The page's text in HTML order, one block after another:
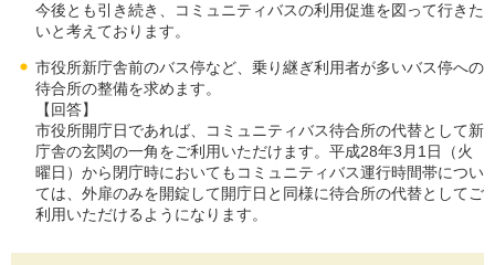
今後とも引き続き、コミュニティバスの利用促進を図って行きた
いと考えております。
市役所新庁舎前のバス停など、乗り継ぎ利用者が多いバス停への
待合所の整備を求めます。
【回答】
市役所開庁日であれば、コミュニティバス待合所の代替として新
庁舎の玄関の一角をご利用いただけます。平成28年3月1日（火
曜日）から閉庁時においてもコミュニティバス運行時間帯につい
ては、外扉のみを開錠して開庁日と同様に待合所の代替としてご
利用いただけるようになります。